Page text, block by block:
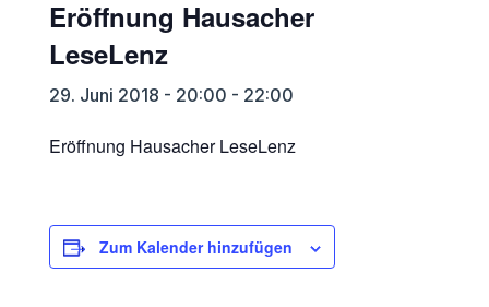
Eröffnung Hausacher
LeseLenz
29. Juni 2018 - 20:00 - 22:00
Eröffnung Hausacher LeseLenz
Zum Kalender hinzufügen